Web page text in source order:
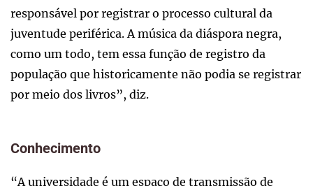
responsável por registrar o processo cultural da
juventude periférica. A música da diáspora negra,
como um todo, tem essa função de registro da
população que historicamente não podia se registrar
por meio dos livros”, diz.
Conhecimento
“A universidade é um espaço de transmissão de